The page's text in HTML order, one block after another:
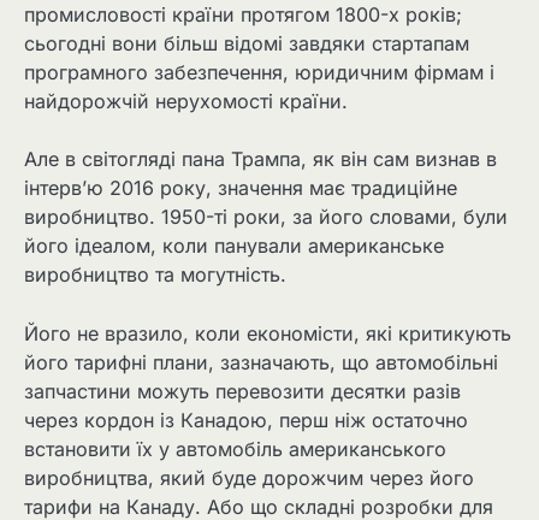
промисловості країни протягом 1800-х років;
сьогодні вони більш відомі завдяки стартапам
програмного забезпечення, юридичним фірмам і
найдорожчій нерухомості країни.
Але в світогляді пана Трампа, як він сам визнав в
інтерв’ю 2016 року, значення має традиційне
виробництво. 1950-ті роки, за його словами, були
його ідеалом, коли панували американське
виробництво та могутність.
Його не вразило, коли економісти, які критикують
його тарифні плани, зазначають, що автомобільні
запчастини можуть перевозити десятки разів
через кордон із Канадою, перш ніж остаточно
встановити їх у автомобіль американського
виробництва, який буде дорожчим через його
тарифи на Канаду. Або що складні розробки для